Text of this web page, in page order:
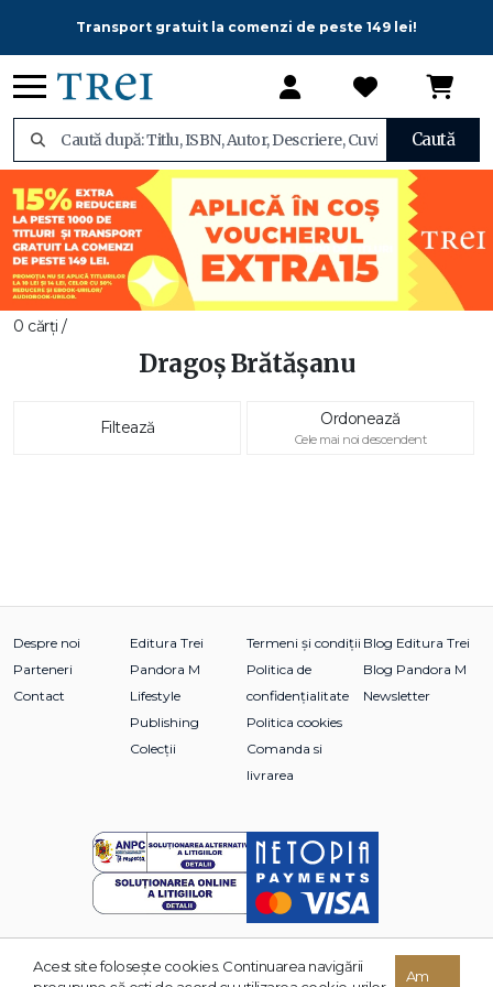
Transport gratuit la comenzi de peste 149 lei!
Caută
0 cărți /
Dragoș Brătășanu
Filtează Ordonează
Cele mai noi descendent
Despre noi
Parteneri
Contact
Editura Trei
Pandora M
Lifestyle
Publishing
Colecții
Termeni și condiții
Politica de
confidențialitate
Politica cookies
Comanda si
livrarea
Blog Editura Trei
Blog Pandora M
Newsletter
© 2026 Grupul Editorial TREI. Toate drepturile rezervate.
Acest site foloseşte cookies. Continuarea navigării
Am